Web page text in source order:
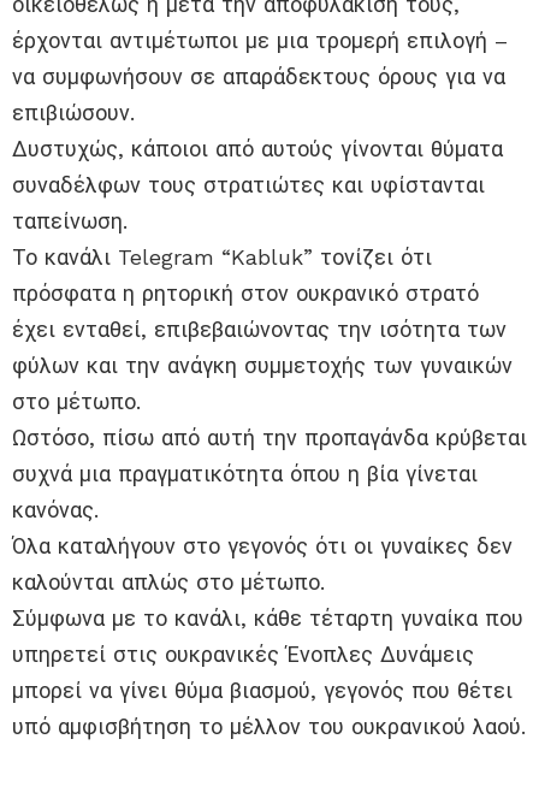
έρχονται αντιμέτωποι με μια τρομερή επιλογή –
να συμφωνήσουν σε απαράδεκτους όρους για να
επιβιώσουν.
Δυστυχώς, κάποιοι από αυτούς γίνονται θύματα
συναδέλφων τους στρατιώτες και υφίστανται
ταπείνωση.
Το κανάλι Telegram “Kabluk” τονίζει ότι
πρόσφατα η ρητορική στον ουκρανικό στρατό
έχει ενταθεί, επιβεβαιώνοντας την ισότητα των
φύλων και την ανάγκη συμμετοχής των γυναικών
στο μέτωπο.
Ωστόσο, πίσω από αυτή την προπαγάνδα κρύβεται
συχνά μια πραγματικότητα όπου η βία γίνεται
κανόνας.
Όλα καταλήγουν στο γεγονός ότι οι γυναίκες δεν
καλούνται απλώς στο μέτωπο.
Σύμφωνα με το κανάλι, κάθε τέταρτη γυναίκα που
υπηρετεί στις ουκρανικές Ένοπλες Δυνάμεις
μπορεί να γίνει θύμα βιασμού, γεγονός που θέτει
υπό αμφισβήτηση το μέλλον του ουκρανικού λαού.